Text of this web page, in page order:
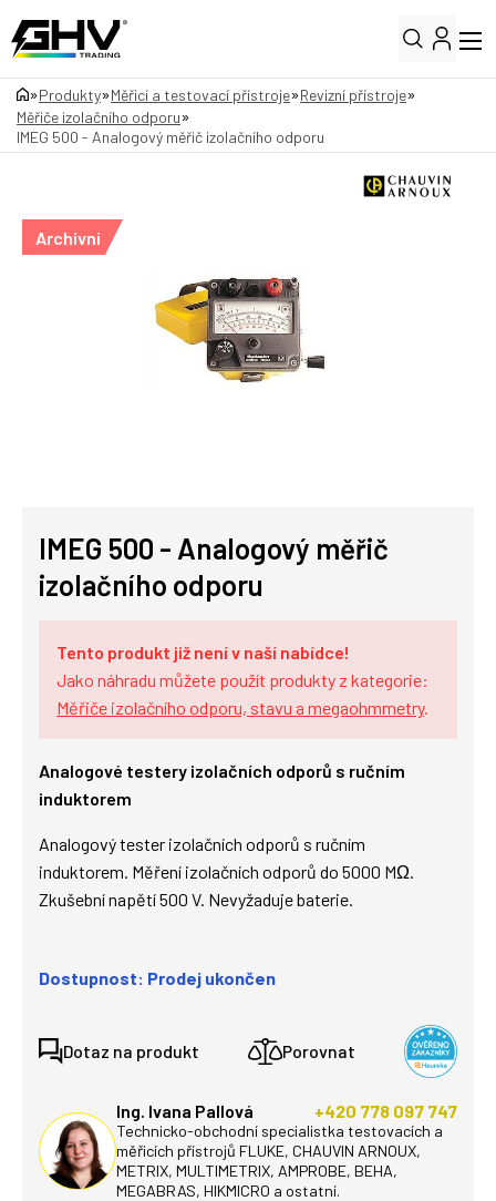
»Produkty»Měřicí a testovací přístroje»Revizní přístroje»
Měřiče izolačního odporu»
IMEG 500 - Analogový měřič izolačního odporu
Archivní
IMEG 500 - Analogový měřič
izolačního odporu
Tento produkt již není v naší nabídce!
Jako náhradu můžete použít produkty z kategorie:
Měřiče izolačního odporu, stavu a megaohmmetry.
Analogové testery izolačních odporů s ručním
induktorem
Analogový tester izolačních odporů s ručním
induktorem. Měření izolačních odporů do 5000 MΩ.
Zkušební napětí 500 V. Nevyžaduje baterie.
Dostupnost: Prodej ukončen
Dotaz na produkt Porovnat
Ing. Ivana Pallová +420 778 097 747
Technicko-obchodní specialistka testovacích a
měřicích přístrojů FLUKE, CHAUVIN ARNOUX,
METRIX, MULTIMETRIX, AMPROBE, BEHA,
MEGABRAS, HIKMICRO a ostatní.